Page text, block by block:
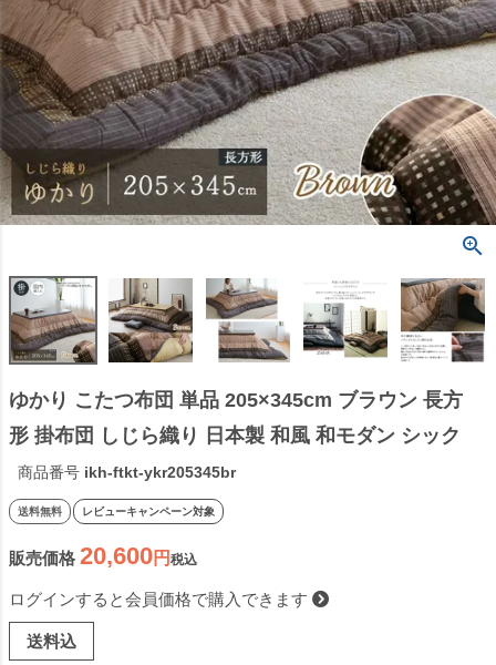
ゆかり こたつ布団 単品 205×345cm ブラウン 長方
形 掛布団 しじら織り 日本製 和風 和モダン シック
角 大判
商品番号 ikh-ftkt-ykr205345br
送料無料 レビューキャンペーン対象
販売価格 20,600 税込
ログインすると会員価格で購入できます
送料込